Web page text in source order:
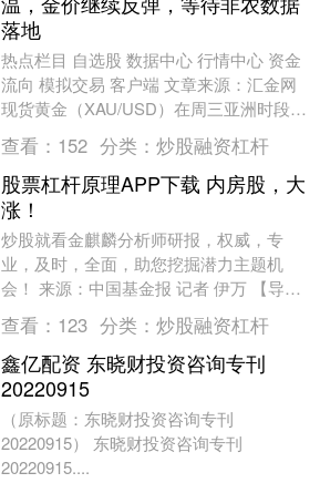
落地
热点栏目 自选股 数据中心 行情中心 资金
流向 模拟交易 客户端 文章来源：汇金网
现货黄金（XAU/USD）在周三亚洲时段交
投于一周高点下方，维持区间整理走势....
查看： 152 分类： 炒股融资杠杆
股票杠杆原理APP下载 内房股，大
涨！
炒股就看金麒麟分析师研报，权威，专
业，及时，全面，助您挖掘潜力主题机
会！ 来源：中国基金报 记者 伊万 【导
读】港股涨跌不一！内房股与物管股走
高！“盲盒第一股”....
查看： 123 分类： 炒股融资杠杆
鑫亿配资 东晓财投资咨询专刊
20220915
（原标题：东晓财投资咨询专刊
20220915） 东晓财投资咨询专刊
20220915....